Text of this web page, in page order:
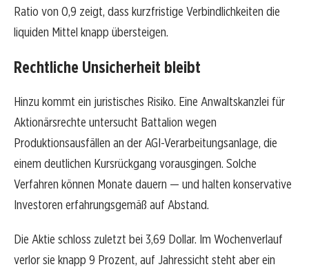
Ratio von 0,9 zeigt, dass kurzfristige Verbindlichkeiten die
liquiden Mittel knapp übersteigen.
Rechtliche Unsicherheit bleibt
Hinzu kommt ein juristisches Risiko. Eine Anwaltskanzlei für
Aktionärsrechte untersucht Battalion wegen
Produktionsausfällen an der AGI-Verarbeitungsanlage, die
einem deutlichen Kursrückgang vorausgingen. Solche
Verfahren können Monate dauern — und halten konservative
Investoren erfahrungsgemäß auf Abstand.
Die Aktie schloss zuletzt bei 3,69 Dollar. Im Wochenverlauf
verlor sie knapp 9 Prozent, auf Jahressicht steht aber ein